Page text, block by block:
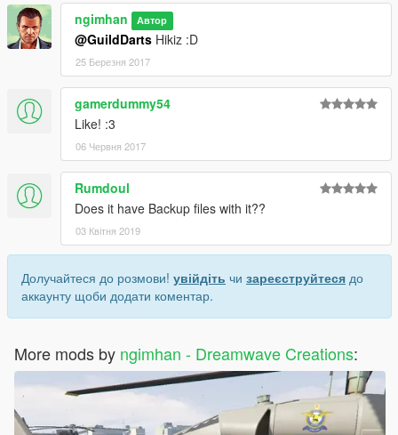
ngimhan Автор
@GuildDarts Hikiz :D
25 Березня 2017
gamerdummy54
Like! :3
06 Червня 2017
Rumdoul
Does it have Backup files with it??
03 Квітня 2019
Долучайтеся до розмови! увійдіть чи зареєструйтеся до
аккаунту щоби додати коментар.
More mods by ngimhan - Dreamwave Creations: